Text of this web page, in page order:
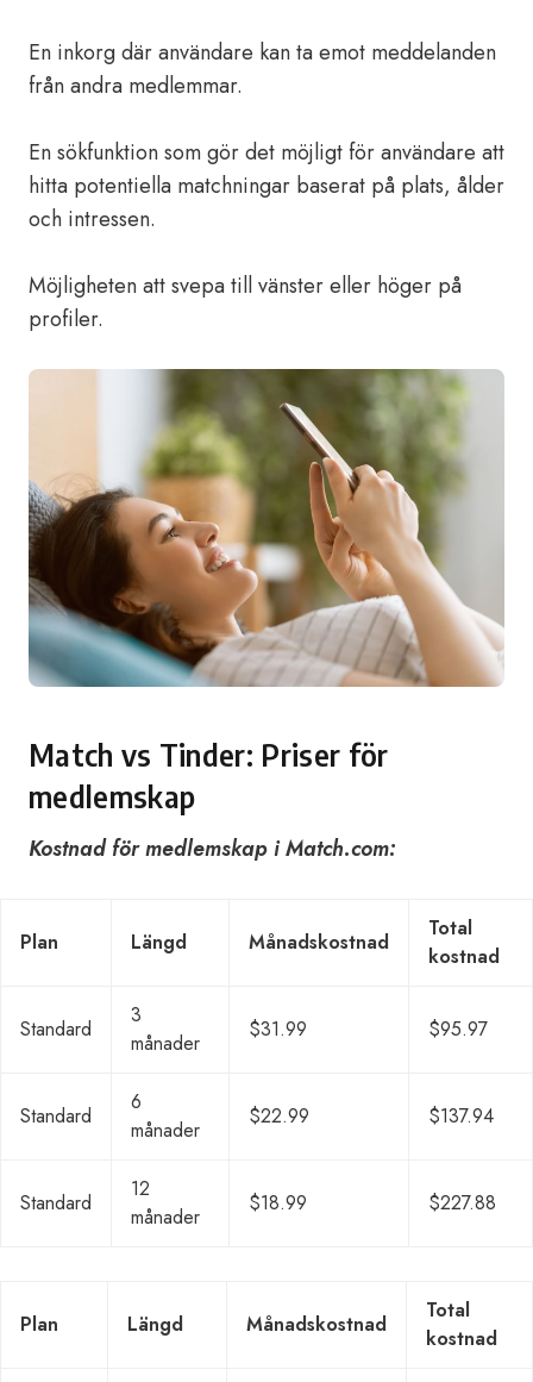
En inkorg där användare kan ta emot meddelanden
från andra medlemmar.
En sökfunktion som gör det möjligt för användare att
hitta potentiella matchningar baserat på plats, ålder
och intressen.
Möjligheten att svepa till vänster eller höger på
profiler.
Match vs Tinder: Priser för
medlemskap
Kostnad för medlemskap i Match.com:
Plan Längd Månadskostnad
Total
kostnad
Standard
3
månader
$31.99 $95.97
Standard
6
månader
$22.99 $137.94
Standard
12
månader
$18.99 $227.88
Plan Längd Månadskostnad
Total
kostnad